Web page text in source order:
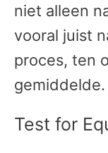
niet alleen
vooral juist
proces, ten
gemiddelde.
Test for